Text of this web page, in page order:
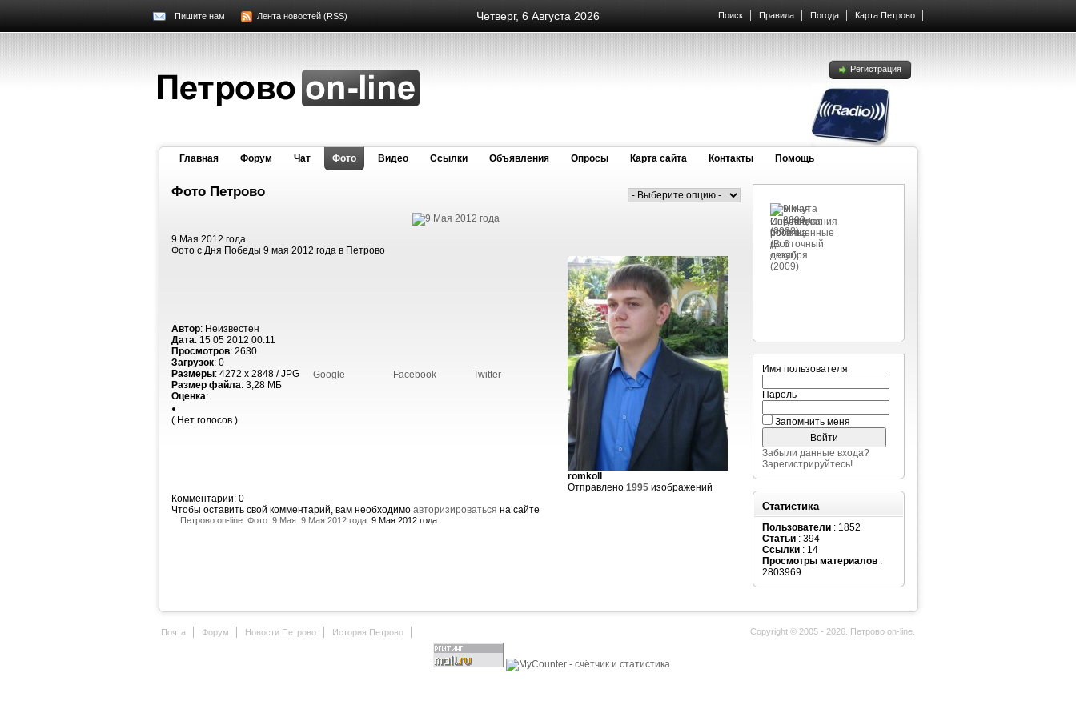
Четверг, 6 Августа 2026
Пишите нам Лента новостей (RSS) Поиск Правила Погода Карта Петрово
Регистрация
Главная Форум Чат Фото Видео Cсылки Объявления Опросы Карта сайта Контакты Помощь
Фото Петрово
9 Мая 2012 года
Фото с Дня Победы 9 мая 2012 года в Петрово
Автор: Неизвестен
Дата: 15 05 2012 00:11
Просмотров: 2630
Загрузок: 0
Размеры: 4272 x 2848 / JPG
Размер файла: 3,28 МБ
Оценка:
( Нет голосов )
Google Facebook Twitter
romkoll
Отправлено 1995 изображений
Комментарии: 0
Чтобы оставить свой комментарий, вам необходимо авторизироваться на сайте
Петрово on-line Фото 9 Мая 9 Мая 2012 года 9 Мая 2012 года
Имя пользователя
Пароль
Запомнить меня
Забыли данные входа?
Зарегистрируйтесь!
Статистика
Пользователи : 1852
Статьи : 394
Ссылки : 14
Просмотры материалов :
2803969
Почта Форум Новости Петрово История Петрово Copyright © 2005 - 2026. Петрово on-line.